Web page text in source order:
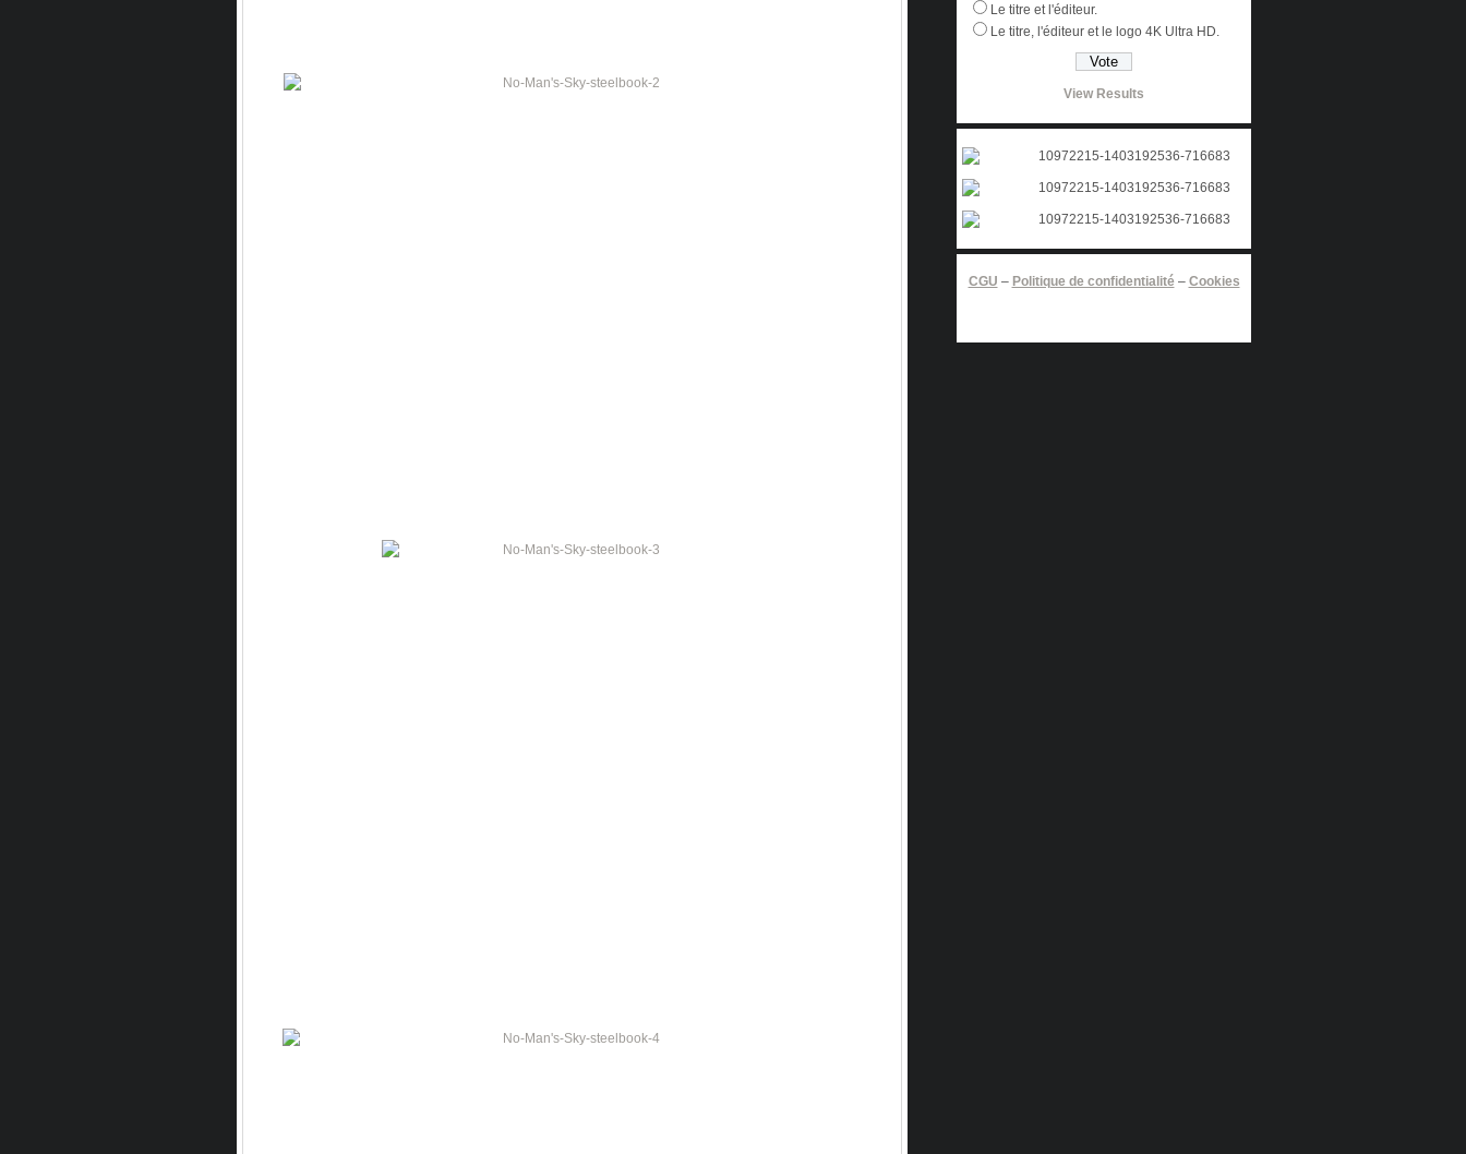
Le titre et l'éditeur.
Le titre, l'éditeur et le logo 4K Ultra HD.
View Results
CGU – Politique de confidentialité – Cookies